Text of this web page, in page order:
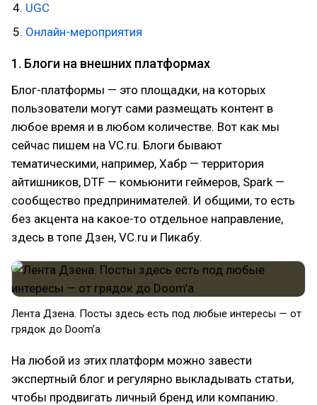
UGC
Онлайн-мероприятия
1. Блоги на внешних платформах
Блог-платформы — это площадки, на которых
пользователи могут сами размещать контент в
любое время и в любом количестве. Вот как мы
сейчас пишем на VC.ru. Блоги бывают
тематическими, например, Хабр — территория
айтишников, DTF — комьюнити геймеров, Spark —
сообщество предпринимателей. И общими, то есть
без акцента на какое-то отдельное направление,
здесь в топе Дзен, VC.ru и Пикабу.
Лента Дзена. Посты здесь есть под любые интересы — от
грядок до Doom’а
На любой из этих платформ можно завести
экспертный блог и регулярно выкладывать статьи,
чтобы продвигать личный бренд или компанию.